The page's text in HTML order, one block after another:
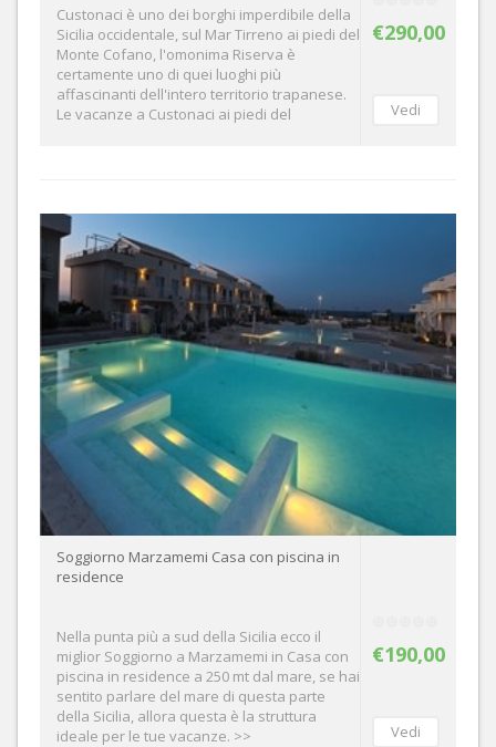
€290,00
Custonaci è uno dei borghi imperdibile della
Sicilia occidentale, sul Mar Tirreno ai piedi del
Monte Cofano, l'omonima Riserva è
certamente uno di quei luoghi più
affascinanti dell'intero territorio trapanese.
Le vacanze a Custonaci ai piedi del
€190,00
Soggiorno Marzamemi Casa con piscina in
residence
Nella punta più a sud della Sicilia ecco il
miglior Soggiorno a Marzamemi in Casa con
piscina in residence a 250 mt dal mare, se hai
sentito parlare del mare di questa parte
della Sicilia, allora questa è la struttura
ideale per le tue vacanze. >>